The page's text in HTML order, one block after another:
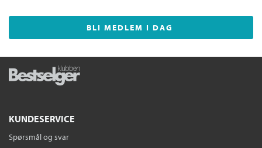
BLI MEDLEM I DAG
KUNDESERVICE
Spørsmål og svar